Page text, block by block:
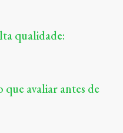
qualidade:
avaliar antes de